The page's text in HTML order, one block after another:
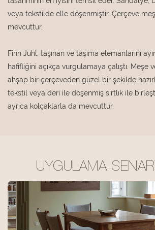
veya tekstilde elle döşenmiştir. Çerçeve
mevcuttur.
Finn Juhl, taşınan ve taşıma elemanlarını
hafifliğini açıkça vurgulamaya çalıştı. Meşe
ahşap bir çerçeveden güzel bir şekilde
tekstil veya deri ile döşenmiş sırtlık ile
ayrıca kolçaklarla da mevcuttur.
UYGULAMA